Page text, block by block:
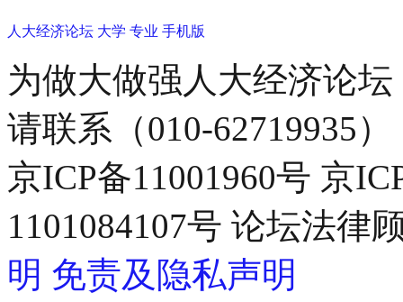
人大经济论坛 大学 专业 手机版
为做大做强人大经济论
请联系（010-62719935）
京ICP备11001960号 京
1101084107号 论坛法律
明 免责及隐私声明